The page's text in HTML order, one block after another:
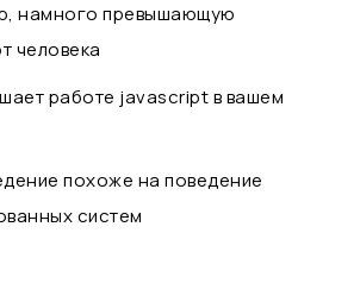
намного превышающую
человека
работе javascript в вашем
похоже на поведение
систем